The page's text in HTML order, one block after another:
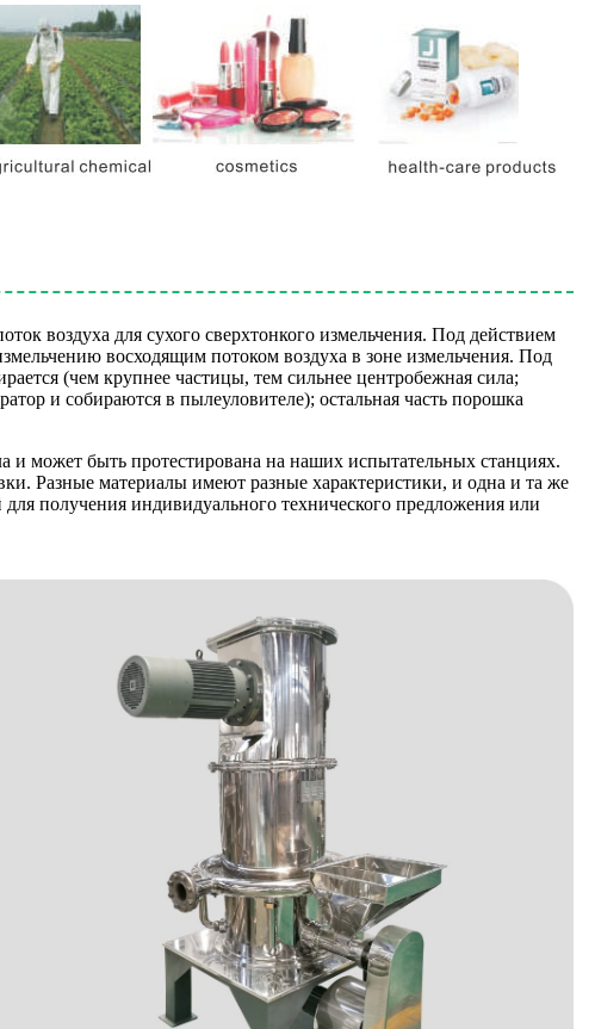
воздуха для сухого сверхтонкого измельчения. Под действием
восходящим потоком воздуха в зоне измельчения. Под
(чем крупнее частицы, тем сильнее центробежная сила;
и собираются в пылеуловителе); остальная часть порошка
и может быть протестирована на наших испытательных станциях.
Разные материалы имеют разные характеристики, и одна и та же
получения индивидуального технического предложения или